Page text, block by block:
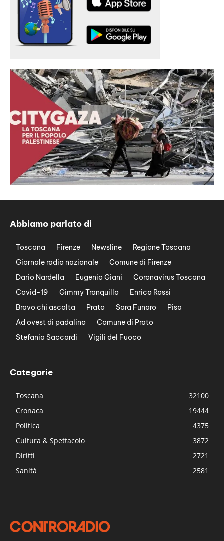
Abbiamo parlato di
Toscana Firenze Newsline
Regione Toscana
Giornale radio nazionale
Comune di Firenze
Dario Nardella
Eugenio Giani
Coronavirus Toscana
Covid-19
Gimmy Tranquillo
Enrico Rossi
Bravo chi ascolta
Prato Sara Funaro
Pisa
Ad ovest di padalino
Comune di Prato
Stefania Saccardi
Vigili del Fuoco
Categorie
Toscana
32100
Cronaca
19444
Politica
4375
Cultura & Spettacolo
3872
Diritti
2721
Sanità
2581